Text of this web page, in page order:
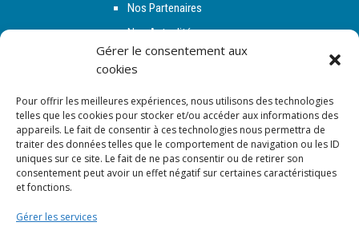
Gérer le consentement aux
cookies
Pour offrir les meilleures expériences, nous utilisons des technologies
telles que les cookies pour stocker et/ou accéder aux informations des
appareils. Le fait de consentir à ces technologies nous permettra de
traiter des données telles que le comportement de navigation ou les ID
uniques sur ce site. Le fait de ne pas consentir ou de retirer son
consentement peut avoir un effet négatif sur certaines caractéristiques
et fonctions.
Gérer les services
Nos Partenaires
Nos Actualités
Espace Adhérent
NOUS SUIVRE